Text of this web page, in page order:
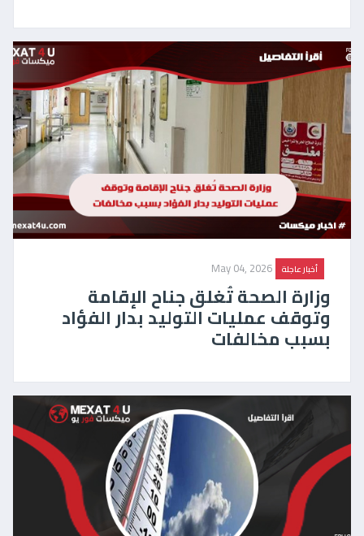
أخبار عاجلة May 04, 2026
وزارة الصحة تُغلق جناح الإقامة
وتوقف عمليات التوليد بدار الفؤاد
بسبب مخالفات